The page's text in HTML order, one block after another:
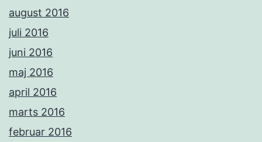
august 2016
juli 2016
juni 2016
maj 2016
april 2016
marts 2016
februar 2016